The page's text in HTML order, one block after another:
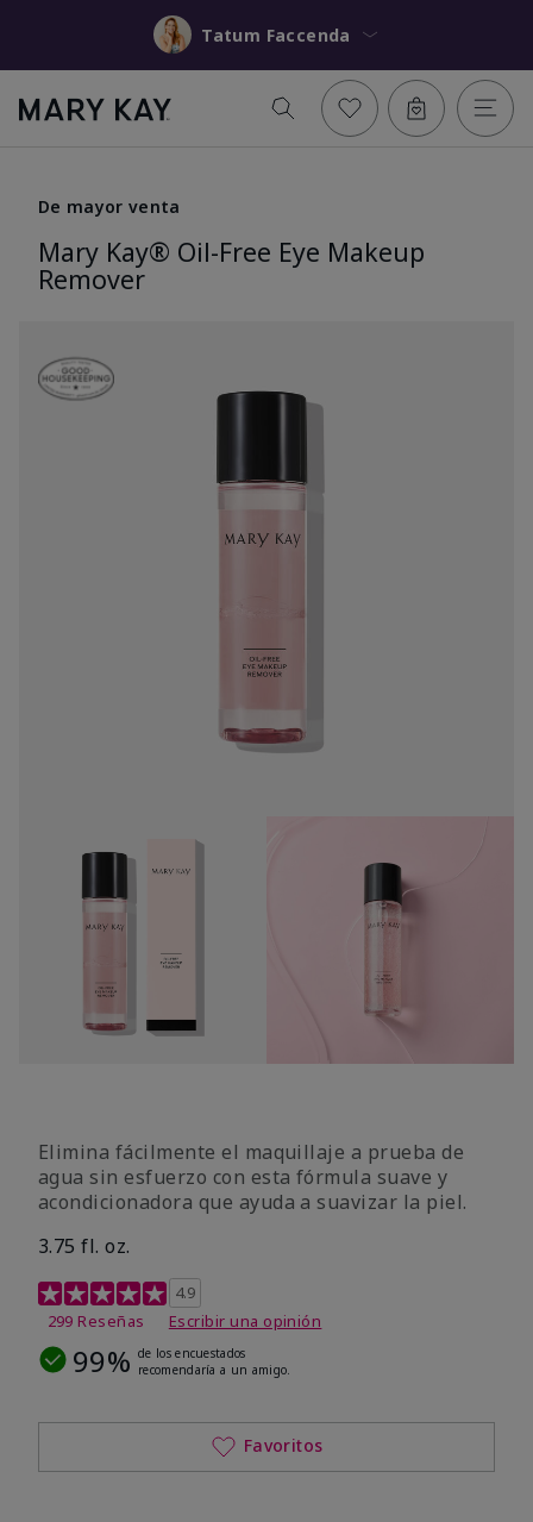
Tatum Faccenda
De mayor venta
Mary Kay® Oil-Free Eye Makeup
Remover
Elimina fácilmente el maquillaje a prueba de
agua sin esfuerzo con esta fórmula suave y
acondicionadora que ayuda a suavizar la piel.
3.75 fl. oz.
Calificación de clientes de 4,8 de 5
4.9
299 Reseñas
Escribir una opinión
99% de los encuestados
recomendaría a un amigo.
Favoritos